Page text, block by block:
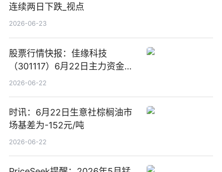
连续两日下跌_视点
2026-06-23
股票行情快报：佳缘科技
（301117）6月22日主力资金净
卖出1416.44万元_今日精选
2026-06-22
时讯：6月22日生意社棕榈油市
场基差为-152元/吨
2026-06-22